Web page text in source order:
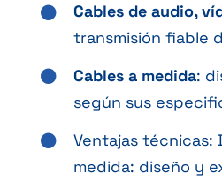
Cables de audio,
transmisión fiable
Cables a medida:
según sus
Ventajas técnicas:
medida: diseño y